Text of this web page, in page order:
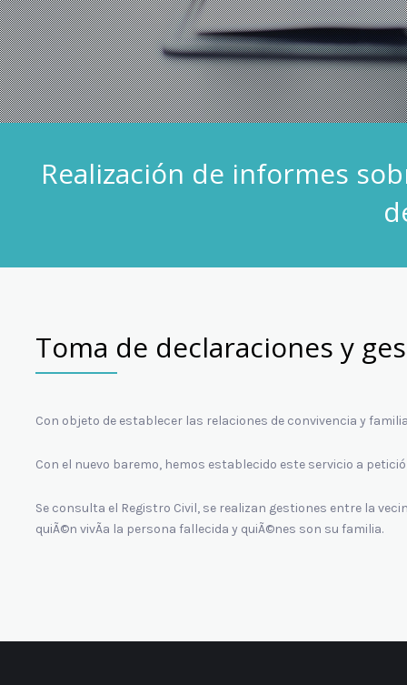
Realización de informes
Toma de declaraciones y
Con objeto de establecer las relaciones de convivencia y
Con el nuevo baremo, hemos establecido este servicio a
Se consulta el Registro Civil, se realizan gestiones entre la
quiÃ©n vivÃ­a la persona fallecida y quiÃ©nes son su familia.